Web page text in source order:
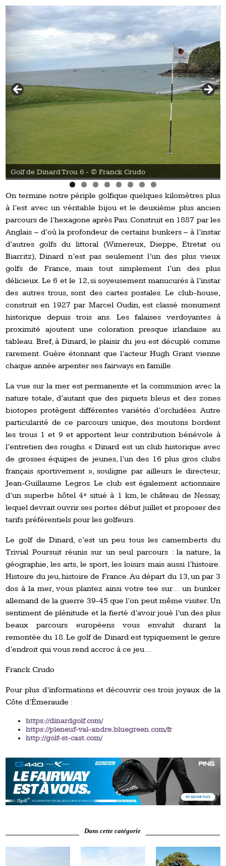
Golf de Dinard Trou 6 - © Franck Crudo
On termine notre périple golfique quelques kilomètres plus
à l’est avec un véritable bijou et le deuxième plus ancien
parcours de l’hexagone après Pau. Construit en 1887 par les
Anglais – d’où la profondeur de certains bunkers – à l’instar
d’autres golfs du littoral (Wimereux, Dieppe, Etretat ou
Biarritz), Dinard n’est pas seulement l’un des plus vieux
golfs de France, mais tout simplement l’un des plus
délicieux. Le 6 et le 12, si soyeusement manucurés à l’instar
des autres trous, sont des cartes postales. Le club-house,
construit en 1927 par Marcel Oudin, est classé monument
historique depuis trois ans. Les falaises verdoyantes à
proximité ajoutent une coloration presque irlandaise au
tableau. Bref, à Dinard, le plaisir du jeu est décuplé comme
rarement. Guère étonnant que l’acteur Hugh Grant vienne
chaque année arpenter ses fairways en famille.
La vue sur la mer est permanente et la communion avec la
nature totale, d’autant que des piquets bleus et des zones
biotopes protègent différentes variétés d’orchidées. Autre
particularité de ce parcours unique, des moutons bordent
les trous 1 et 9 et apportent leur contribution bénévole à
l’entretien des roughs. « Dinard est un club historique avec
de grosses équipes de jeunes, l’un des 16 plus gros clubs
français sportivement », souligne par ailleurs le directeur,
Jean-Guillaume Legros. Le club est également actionnaire
d’un superbe hôtel 4* situé à 1 km, le château de Nessay,
lequel devrait ouvrir ses portes début juillet et proposer des
tarifs préférentiels pour les golfeurs.
Le golf de Dinard, c’est un peu tous les camemberts du
Trivial Poursuit réunis sur un seul parcours : la nature, la
géographie, les arts, le sport, les loisirs mais aussi l’histoire.
Histoire du jeu, histoire de France. Au départ du 13, un par 3
dos à la mer, vous plantez ainsi votre tee sur… un bunker
allemand de la guerre 39-45 que l’on peut même visiter. Un
sentiment de plénitude et la fierté d’avoir joué l’un des plus
beaux parcours européens vous envahit durant la
remontée du 18. Le golf de Dinard est typiquement le genre
d’endroit qui vous rend accroc à ce jeu…
Franck Crudo
Pour plus d’informations et découvrir ces trois joyaux de la
Côte d’Émeraude :
https://dinardgolf.com/
https://pleneuf-val-andre.bluegreen.com/fr
http://golf-st-cast.com/
Dans cette catégorie